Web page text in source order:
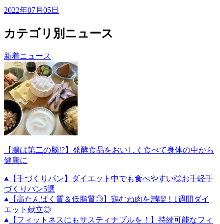
2022年07月05日
カテゴリ別ニュース
新着ニュース
【腸は第二の脳!?】発酵食品をおいしく食べて身体の中から
健康に
【手づくりパン】ダイエット中でも食べやすい◎お手軽手
づくりパン5選
【高たんぱく質＆低脂質◎】鶏むね肉を満喫！1週間ダイ
エット献立◎
【フィットネスにもサスティナブルを！】持続可能なフィ